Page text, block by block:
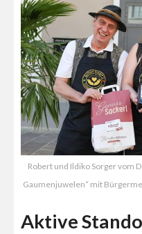
Robert und Ildiko Sorger vom
Gaumenjuwelen“ mit
Aktive